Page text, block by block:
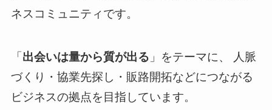
ネスコミュニティです。
「出会いは量から質が出る 」をテーマに、 人脈
づくり・協業先探し・販路開拓などにつながる
ビジネスの拠点を目指しています。